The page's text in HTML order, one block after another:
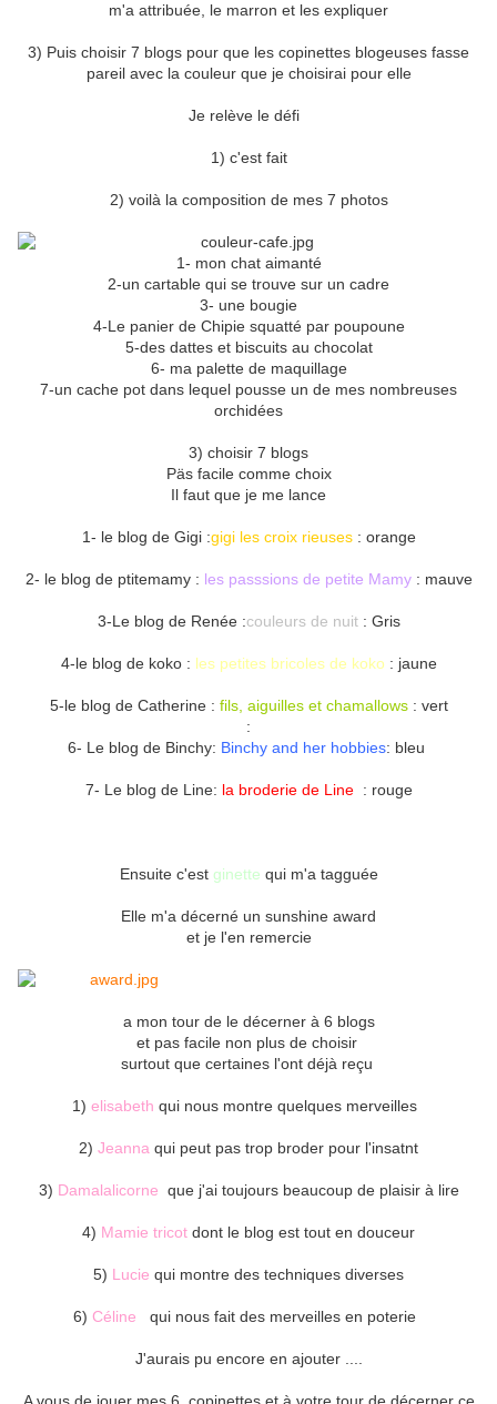
m'a attribuée, le marron et les expliquer
3) Puis choisir 7 blogs pour que les copinettes blogeuses fasse
pareil avec la couleur que je choisirai pour elle
Je relève le défi
1) c'est fait
2) voilà la composition de mes 7 photos
1- mon chat aimanté
2-un cartable qui se trouve sur un cadre
3- une bougie
4-Le panier de Chipie squatté par poupoune
5-des dattes et biscuits au chocolat
6- ma palette de maquillage
7-un cache pot dans lequel pousse un de mes nombreuses
orchidées
3) choisir 7 blogs
Päs facile comme choix
Il faut que je me lance
1- le blog de Gigi :gigi les croix rieuses: orange
2- le blog de ptitemamy : les passsions de petite Mamy: mauve
3-Le blog de Renée :couleurs de nuit: Gris
4-le blog de koko : les petites bricoles de koko : jaune
5-le blog de Catherine : fils, aiguilles et chamallows: vert
:
6- Le blog de Binchy: Binchy and her hobbies: bleu
7- Le blog de Line: la broderie de Line : rouge
Ensuite c'est ginette qui m'a tagguée
Elle m'a décerné un sunshine award
et je l'en remercie
a mon tour de le décerner à 6 blogs
et pas facile non plus de choisir
surtout que certaines l'ont déjà reçu
1) elisabeth qui nous montre quelques merveilles
2) Jeanna qui peut pas trop broder pour l'insatnt
3) Damalalicorne que j'ai toujours beaucoup de plaisir à lire
4) Mamie tricot dont le blog est tout en douceur
5) Lucie qui montre des techniques diverses
6) Céline qui nous fait des merveilles en poterie
J'aurais pu encore en ajouter ....